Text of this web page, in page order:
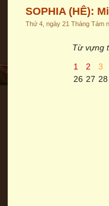
SOPHIA (HÊ):
Thứ 4, ngày 21 Tháng Tám
Từ vựng
1
2 3
26 27 28